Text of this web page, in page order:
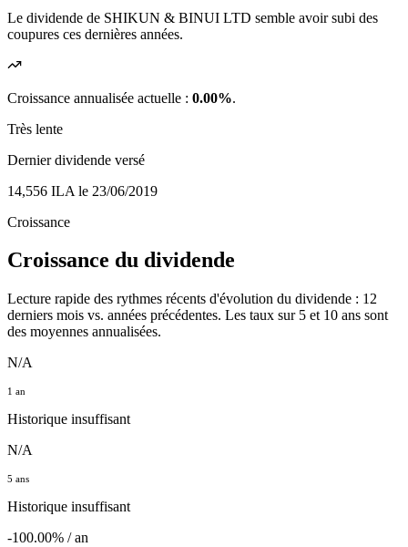
Le dividende de SHIKUN & BINUI LTD semble avoir subi des
coupures ces dernières années.
Croissance annualisée actuelle : 0.00%.
Très lente
Dernier dividende versé
14,556 ILA le 23/06/2019
Croissance
Croissance du dividende
Lecture rapide des rythmes récents d'évolution du dividende : 12
derniers mois vs. années précédentes. Les taux sur 5 et 10 ans sont
des moyennes annualisées.
N/A
1 an
Historique insuffisant
N/A
5 ans
Historique insuffisant
-100.00% / an